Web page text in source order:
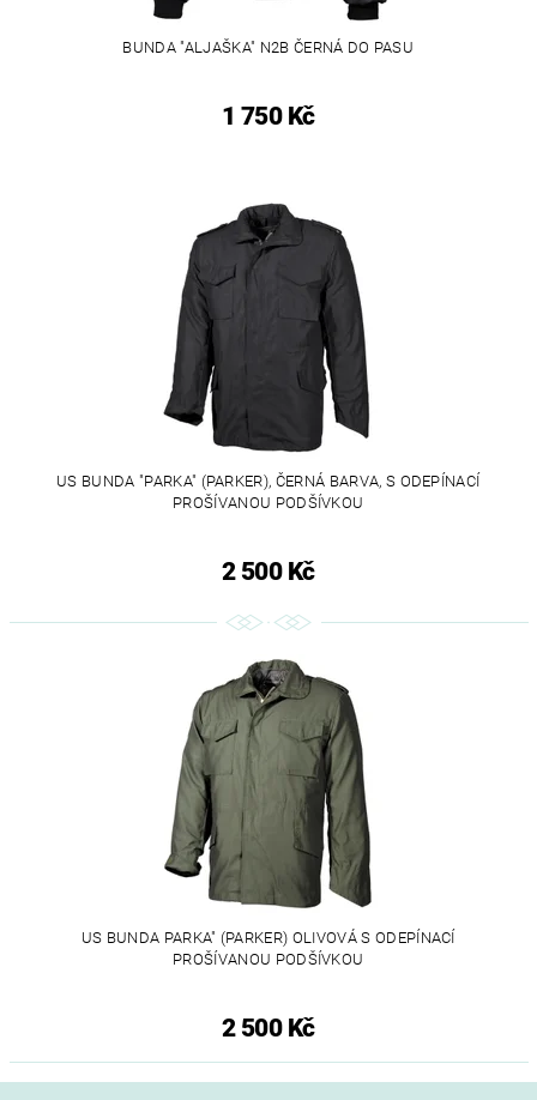
BUNDA "ALJAŠKA" N2B ČERNÁ DO PASU
1 750 Kč
US BUNDA "PARKA" (PARKER), ČERNÁ BARVA, S ODEPÍNACÍ
PROŠÍVANOU PODŠÍVKOU
2 500 Kč
US BUNDA PARKA" (PARKER) OLIVOVÁ S ODEPÍNACÍ
PROŠÍVANOU PODŠÍVKOU
2 500 Kč